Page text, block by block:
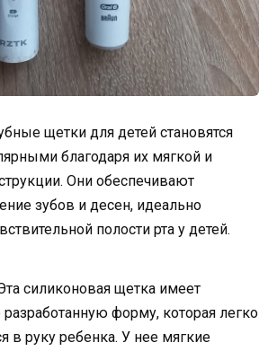
щетки для детей становятся
благодаря их мягкой и
Они обеспечивают
зубов и десен, идеально
полости рта у детей.
силиконовая щетка имеет
форму, которая легко
в руку ребенка. У нее мягкие